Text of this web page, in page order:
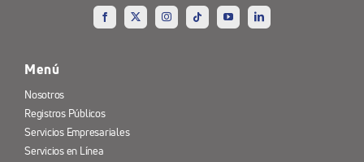
Menú
Nosotros
Registros Públicos
Servicios Empresariales
Servicios en Línea